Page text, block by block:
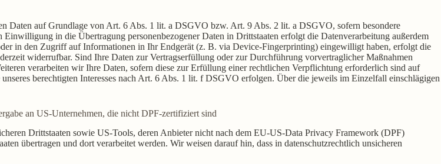
Daten auf Grundlage von Art. 6 Abs. 1 lit. a DSGVO bzw. Art. 9 Abs. 2 lit. a DSGVO, sofern besondere
in die Übertragung personenbezogener Daten in Drittstaaten erfolgt die Datenverarbeitung außerdem
in den Zugriff auf Informationen in Ihr Endgerät (z. B. via Device-Fingerprinting) eingewilligt haben, erfolgt die
widerrufbar. Sind Ihre Daten zur Vertragserfüllung oder zur Durchführung vorvertraglicher Maßnahmen
verarbeiten wir Ihre Daten, sofern diese zur Erfüllung einer rechtlichen Verpflichtung erforderlich sind auf
berechtigten Interesses nach Art. 6 Abs. 1 lit. f DSGVO erfolgen. Über die jeweils im Einzelfall einschlägigen
an US-Unternehmen, die nicht DPF-zertifiziert sind
Drittstaaten sowie US-Tools, deren Anbieter nicht nach dem EU-US-Data Privacy Framework (DPF)
übertragen und dort verarbeitet werden. Wir weisen darauf hin, dass in datenschutzrechtlich unsicheren